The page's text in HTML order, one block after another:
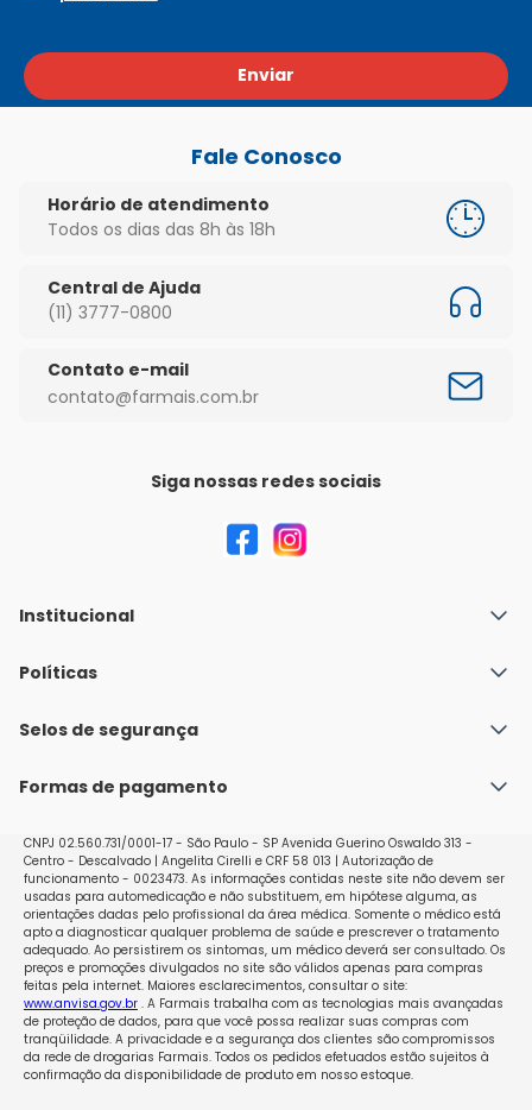
Enviar
Fale Conosco
Horário de atendimento
Todos os dias das 8h às 18h
Central de Ajuda
(11) 3777-0800
Contato e-mail
contato@farmais.com.br
Siga nossas redes sociais
Institucional
Quem Somos
Nossas lojas
Políticas
Política de Envio
Políticas de Trocas e Devoluções
Selos de segurança
Formas de pagamento
CNPJ 02.560.731/0001-17 - São Paulo - SP Avenida Guerino Oswaldo 313 -
Centro - Descalvado | Angelita Cirelli e CRF 58 013 | Autorização de
funcionamento - 0023473. As informações contidas neste site não devem ser
usadas para automedicação e não substituem, em hipótese alguma, as
orientações dadas pelo profissional da área médica. Somente o médico está
apto a diagnosticar qualquer problema de saúde e prescrever o tratamento
adequado. Ao persistirem os sintomas, um médico deverá ser consultado. Os
preços e promoções divulgados no site são válidos apenas para compras
feitas pela internet. Maiores esclarecimentos, consultar o site:
www.anvisa.gov.br. A Farmais trabalha com as tecnologias mais avançadas
de proteção de dados, para que você possa realizar suas compras com
tranqüilidade. A privacidade e a segurança dos clientes são compromissos
da rede de drogarias Farmais. Todos os pedidos efetuados estão sujeitos à
confirmação da disponibilidade de produto em nosso estoque.